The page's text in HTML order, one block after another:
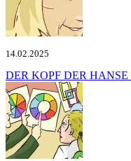
14.02.2025
DER KOPF DER HANSE